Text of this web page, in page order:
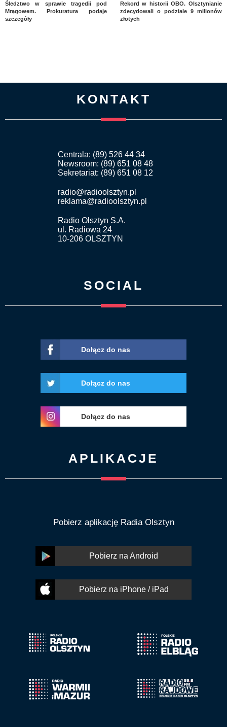
Śledztwo w sprawie tragedii pod
Mrągowem. Prokuratura podaje
szczegóły
Rekord w historii OBO. Olsztynianie
zdecydowali o podziale 9 milionów
złotych
KONTAKT
Centrala: (89) 526 44 34
Newsroom: (89) 651 08 48
Sekretariat: (89) 651 08 12
radio@radioolsztyn.pl
reklama@radioolsztyn.pl
Radio Olsztyn S.A.
ul. Radiowa 24
10-206 OLSZTYN
SOCIAL
Dołącz do nas
Dołącz do nas
Dołącz do nas
APLIKACJE
Pobierz aplikację Radia Olsztyn
Pobierz na Android
Pobierz na iPhone / iPad